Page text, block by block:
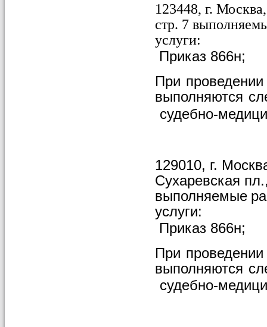
123448, г. Москва,
стр. 7
услуги:
Приказ 866н;
При проведении
выполняются
судебно-
129010, г.
Сухаревская
выполняемые
услуги:
Приказ 866н;
При проведении
выполняются
судебно-